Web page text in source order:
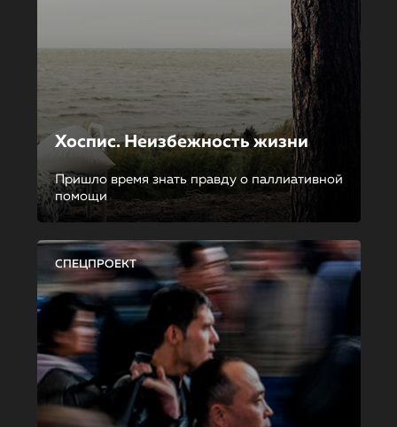
Хоспис. Неизбежность жизни
Пришло время знать правду о паллиативной
помощи
СПЕЦПРОЕКТ